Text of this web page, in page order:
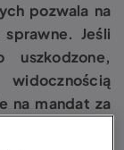
pozwala na
Jeśli
uszkodzone,
na mandat za